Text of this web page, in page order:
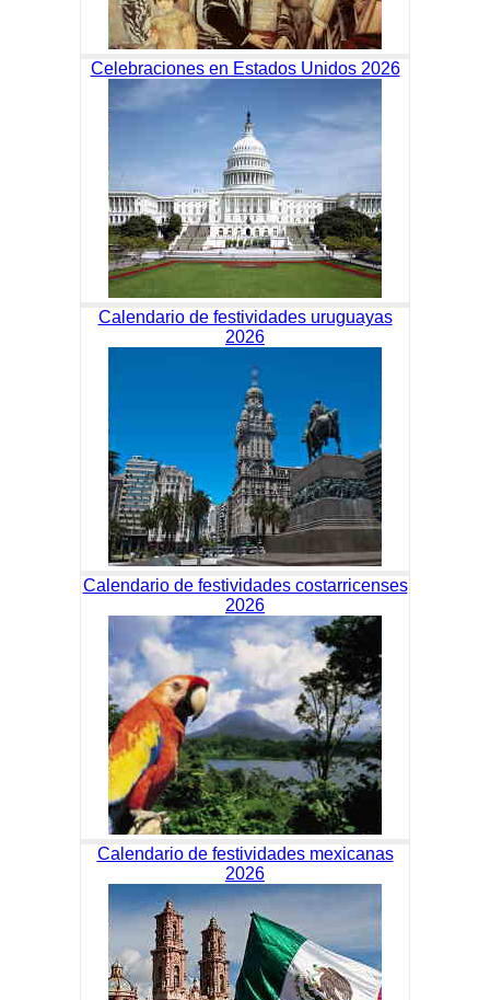
Celebraciones en Estados Unidos 2026
Calendario de festividades uruguayas
2026
Calendario de festividades costarricenses
2026
Calendario de festividades mexicanas
2026